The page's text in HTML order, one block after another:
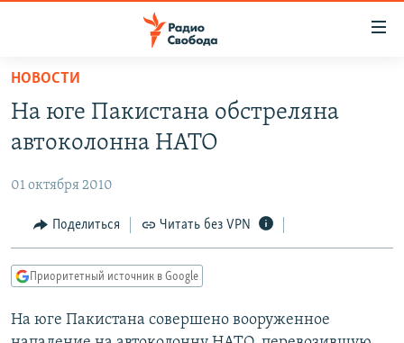
упрощенного
доступа
основному
Вернутся
главной
навигации
Вернутся
ЦИТАТЫ СВОБОДЫ
МНЕНИЯ
IDEL.РЕАЛИИ
КАВКАЗ.РЕАЛИИ
НОВОСТИ
На юге Пакистана обстреляна
автоколонна НАТО
01 октября 2010
Поделиться Читать без VPN
Приоритетный источник в Google
На юге Пакистана совершено вооруженное